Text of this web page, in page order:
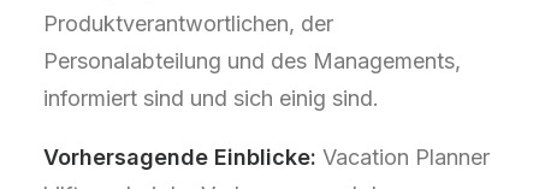
Produktverantwortlichen, der
Personalabteilung und des Managements,
informiert sind und sich einig sind.
Vorhersagende Einblicke: Vacation Planner